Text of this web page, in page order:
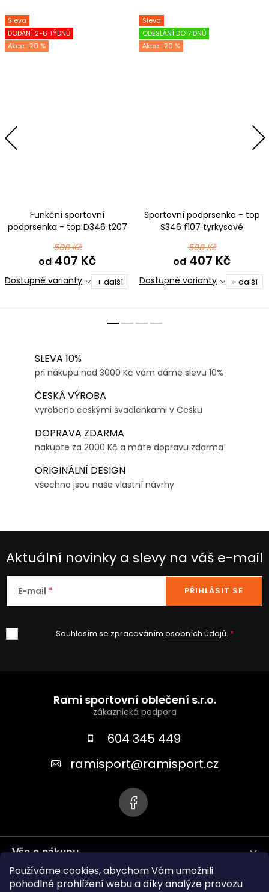
Používáme cookies, abychom Vám umožnili
pohodlné prohlížení webu a díky analýze provozu
Sleva
DODÁNÍ 2-6 TÝDNŮ
-20 %
Funkční sportovní
podprsenka - top D346 t207
508 Kč
od 407 Kč
Dostupné varianty + další
Sleva
ODESLÁNÍ DO 7 DNŮ
-20 %
Sportovní podprsenka - top
S346 f107 tyrkysové
508 Kč
od 407 Kč
Dostupné varianty + další
SLEVA 10%
při nákupu nad 3000 Kč vám dáme slevu 10%
ČESKÁ VÝROBA
vyrobeno českými švadlenkami v Česku
DOPRAVA ZDARMA
nakupte za 2000 Kč a máte dopravu zdarma
ORIGINÁLNÍ DESIGN
všechno jsou naše vlastní návrhy
Aktuální novinky a slevy na váš e-mail
E-mail
Souhlasím se zpracováním osobních údajů.
PŘIHLÁSIT SE
Rami sportovní oblečení s.r.o.
604 345 449
ramisport@ramisport.cz
Vše o nákupu
Informace pro vás